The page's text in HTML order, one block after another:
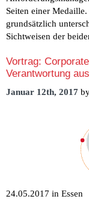
Seiten einer
grundsätz­lich
Sichtweisen der
Vortrag:
Verantwortung
Januar 12th, 2017
24.05.2017 in Essen